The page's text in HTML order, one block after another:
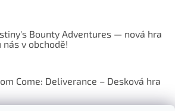
Bounty Adventures — nová hra
v obchodě!
Come: Deliverance – Desková hra